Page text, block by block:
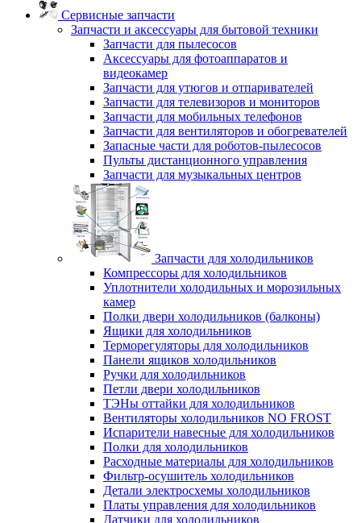
Сервисные запчасти
Запчасти и аксессуары для бытовой техники
Запчасти для пылесосов
Аксессуары для фотоаппаратов и
видеокамер
Запчасти для утюгов и отпаривателей
Запчасти для телевизоров и мониторов
Запчасти для мобильных телефонов
Запчасти для вентиляторов и обогревателей
Запасные части для роботов-пылесосов
Пульты дистанционного управления
Запчасти для музыкальных центров
Запчасти для холодильников
Компрессоры для холодильников
Уплотнители холодильных и морозильных
камер
Полки двери холодильников (балконы)
Ящики для холодильников
Терморегуляторы для холодильников
Панели ящиков холодильников
Ручки для холодильников
Петли двери холодильников
ТЭНы оттайки для холодильников
Вентиляторы холодильников NO FROST
Испарители навесные для холодильников
Полки для холодильников
Расходные материалы для холодильников
Фильтр-осушитель холодильников
Детали электросхемы холодильников
Платы управления для холодильников
Датчики для холодильников